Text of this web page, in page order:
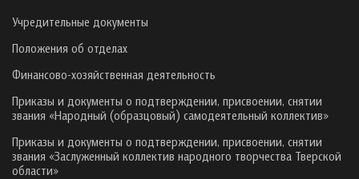
Учредительные документы
Положения об отделах
Финансово-хозяйственная деятельность
Приказы и документы о подтверждении, присвоении, снятии
звания «Народный (образцовый) самодеятельный коллектив»
Приказы и документы о подтверждении, присвоении, снятии
звания «Заслуженный коллектив народного творчества Тверской
области»